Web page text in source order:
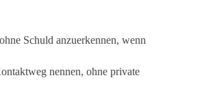
Schuld anzuerkennen, wenn
nennen, ohne private